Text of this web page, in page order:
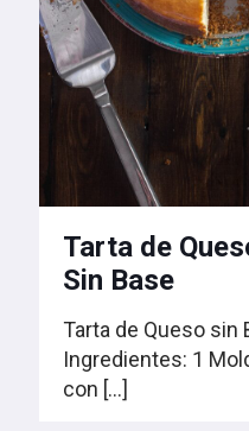
Tarta de
Sin Base
Tarta de Queso sin
Ingredientes: 1
con […]